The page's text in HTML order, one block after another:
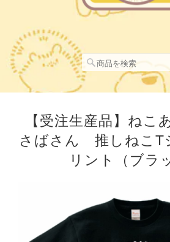
【受注生産品】ね
さばさん 推しねこ
リント（ブラ